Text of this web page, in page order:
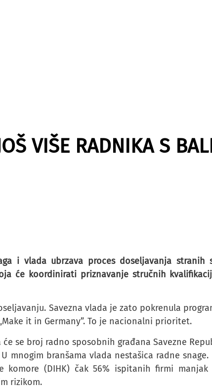
VIŠE RADNIKA S
i vlada ubrzava proces doseljavanja stranih
će koordinirati priznavanje stručnih
Savezna vlada je zato pokrenula
it in Germany”. To je nacionalni prioritet.
se broj radno sposobnih građana Savezne
mnogim branšama vlada nestašica radne snage.
komore (DIHK) čak 56% ispitanih firmi manjak
rizikom.